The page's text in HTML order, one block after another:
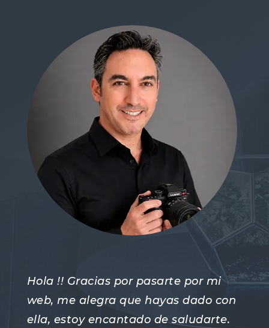
Hola !! Gracias por pasarte por mi
web, me alegra que hayas dado con
ella, estoy encantado de saludarte.